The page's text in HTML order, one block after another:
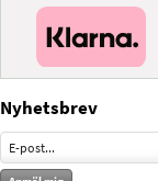
Nyhetsbrev